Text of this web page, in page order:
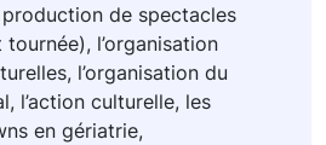
de spectacles
l’organisation
l’organisation du
l’action culturelle, les
en gériatrie,